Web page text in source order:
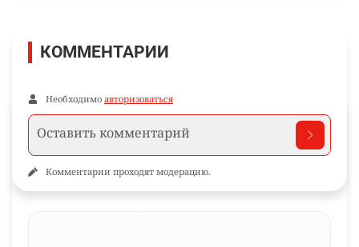
КОММЕНТАРИИ
Необходимо авторизоваться
Комментарии проходят модерацию.